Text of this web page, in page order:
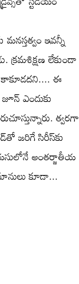
ఇవన్నీ
లేకుండా
కాకూడదని.... ఈ
ఎందుకు
త్వరగా
జరిగే సిరీస్‌కు
అంతర్జాతీయ
కూడా...